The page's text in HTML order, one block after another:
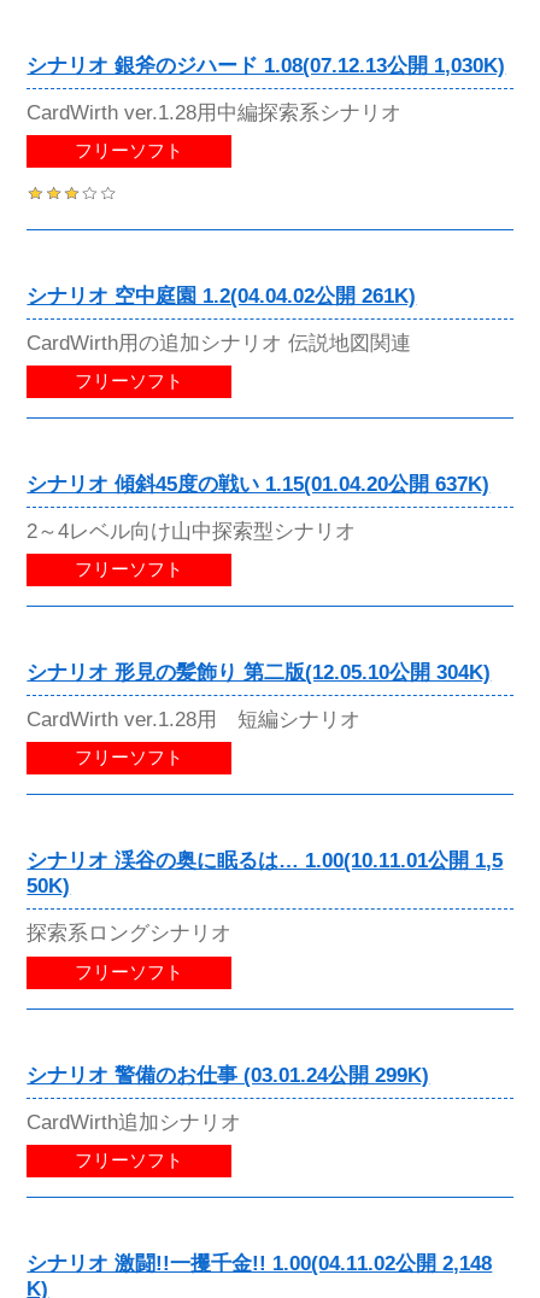
シナリオ 銀斧のジハード 1.08(07.12.13公開 1,030K)
CardWirth ver.1.28用中編探索系シナリオ
フリーソフト
シナリオ 空中庭園 1.2(04.04.02公開 261K)
CardWirth用の追加シナリオ 伝説地図関連
フリーソフト
シナリオ 傾斜45度の戦い 1.15(01.04.20公開 637K)
2～4レベル向け山中探索型シナリオ
フリーソフト
シナリオ 形見の髪飾り 第二版(12.05.10公開 304K)
CardWirth ver.1.28用 短編シナリオ
フリーソフト
シナリオ 渓谷の奥に眠るは… 1.00(10.11.01公開 1,5
50K)
探索系ロングシナリオ
フリーソフト
シナリオ 警備のお仕事 (03.01.24公開 299K)
CardWirth追加シナリオ
フリーソフト
シナリオ 激闘!!一攫千金!! 1.00(04.11.02公開 2,148
K)